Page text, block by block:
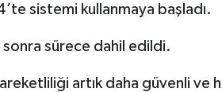
sistemi kullanmaya başladı.
sürece dahil edildi.
artık daha güvenli ve